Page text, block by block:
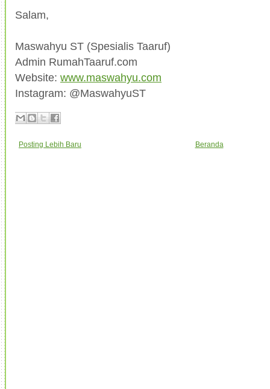
Salam,
Maswahyu ST (Spesialis Taaruf)
Admin RumahTaaruf.com
Website: www.maswahyu.com
Instagram: @MaswahyuST
Posting Lebih Baru Beranda